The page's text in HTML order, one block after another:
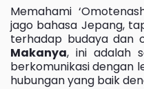
Memahami
jago bahasa Jepang,
terhadap budaya dan
Makanya, ini adalah
berkomunikasi dengan
hubungan yang baik